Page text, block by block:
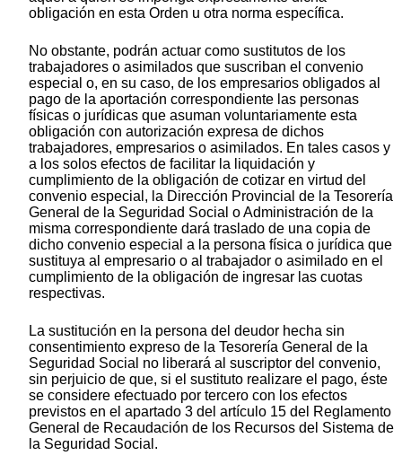
obligación en esta Orden u otra norma específica.
No obstante, podrán actuar como sustitutos de los
trabajadores o asimilados que suscriban el convenio
especial o, en su caso, de los empresarios obligados al
pago de la aportación correspondiente las personas
físicas o jurídicas que asuman voluntariamente esta
obligación con autorización expresa de dichos
trabajadores, empresarios o asimilados. En tales casos y
a los solos efectos de facilitar la liquidación y
cumplimiento de la obligación de cotizar en virtud del
convenio especial, la Dirección Provincial de la Tesorería
General de la Seguridad Social o Administración de la
misma correspondiente dará traslado de una copia de
dicho convenio especial a la persona física o jurídica que
sustituya al empresario o al trabajador o asimilado en el
cumplimiento de la obligación de ingresar las cuotas
respectivas.
La sustitución en la persona del deudor hecha sin
consentimiento expreso de la Tesorería General de la
Seguridad Social no liberará al suscriptor del convenio,
sin perjuicio de que, si el sustituto realizare el pago, éste
se considere efectuado por tercero con los efectos
previstos en el apartado 3 del artículo 15 del Reglamento
General de Recaudación de los Recursos del Sistema de
la Seguridad Social.